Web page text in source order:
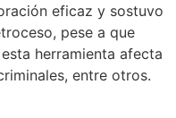
eficaz y sostuvo
pese a que
herramienta afecta
entre otros.